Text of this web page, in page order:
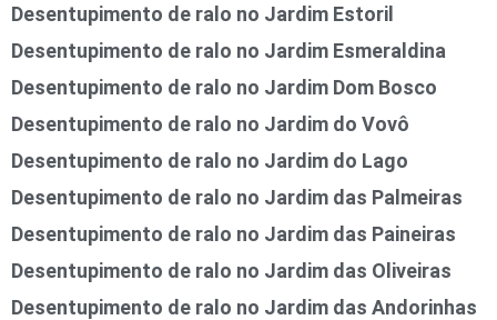
Desentupimento de ralo no Jardim Estoril
Desentupimento de ralo no Jardim Esmeraldina
Desentupimento de ralo no Jardim Dom Bosco
Desentupimento de ralo no Jardim do Vovô
Desentupimento de ralo no Jardim do Lago
Desentupimento de ralo no Jardim das Palmeiras
Desentupimento de ralo no Jardim das Paineiras
Desentupimento de ralo no Jardim das Oliveiras
Desentupimento de ralo no Jardim das Andorinhas